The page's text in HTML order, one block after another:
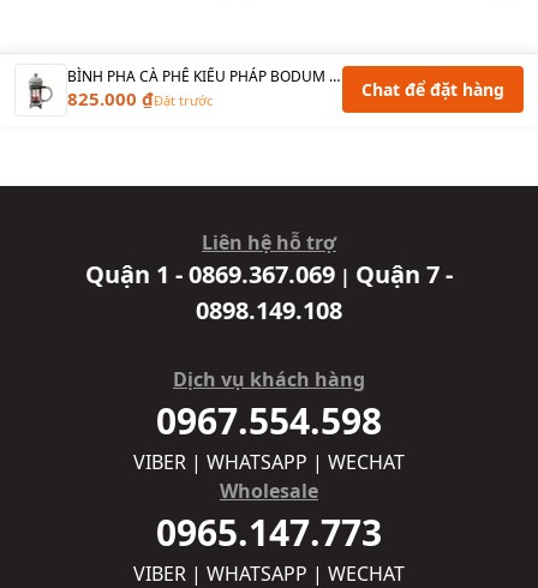
BÌNH PHA CÀ PHÊ KIỂU PHÁP BODUM CAFFETTIERA FRENCH PRESS - MÀU SHADOW - 3 CUPS
825.000 ₫Đặt trước Chat để đặt hàng
Liên hệ hỗ trợ
Quận 1 - 0869.367.069 | Quận 7 -
0898.149.108
Dịch vụ khách hàng
0967.554.598
VIBER | WHATSAPP | WECHAT
Wholesale
0965.147.773
VIBER | WHATSAPP | WECHAT